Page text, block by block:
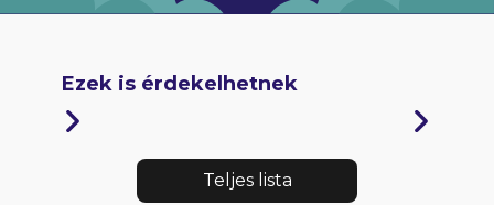
Ezek is érdekelhetnek
Teljes lista